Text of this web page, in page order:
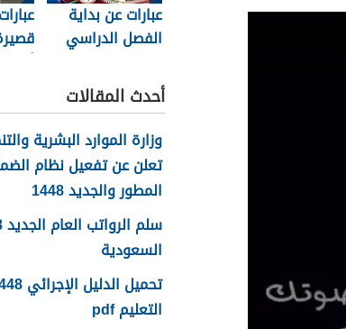
عبارات عن بداية
الفصل الدراسي
أجمل
2026
أحدث المقالات
وزارة الموارد البشرية
تعلن عن تفعيل نظام
المطور والجديد 1448
السعودية
التعليم pdf